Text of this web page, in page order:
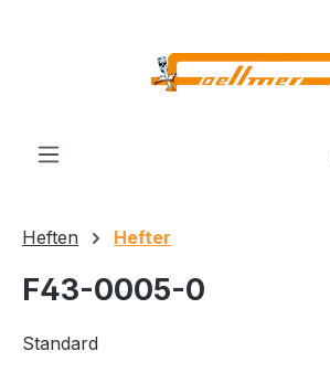
Heften Hefter
F43-0005-0
Standard